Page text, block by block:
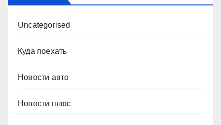
Uncategorised
Куда поехать
Новости авто
Новости плюс